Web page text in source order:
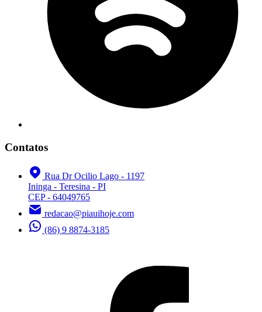
Contatos
Rua Dr Ocilio Lago - 1197
Ininga - Teresina - PI
CEP - 64049765
redacao@piauihoje.com
(86) 9 8874-3185